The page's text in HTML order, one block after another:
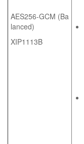
AES256-GCM (Ba
lanced)
XIP1113B